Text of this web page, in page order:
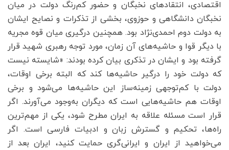
اقتصادی، انتقادهای نخبگان و حضور کم‌رنگ دولت در میان
نخبگان دانشگاهی و حوزوی، بخشی از تذکرات و نصایح ایشان
به دولت دوم احمدی‌نژاد بود. همچنین درگیری میان قوه مجریه
با دیگر قوا و حاشیه‌های آن زمان، مورد توجه رهبری شهید قرار
گرفته بود و ایشان در تذکری بیان کرده بودند: «شایسته نیست
که دولت خود را درگیر حاشیه‌ها کند که البته برخی اوقات،
دولت با کم‌توجهی زمینه‌ساز این حاشیه‌ها می‌شود و برخی
اوقات هم حاشیه‌هایی است که دیگران به‌وجود می‌آورند. اگر
قرار است مسئله علاقه به ایران مطرح شود، یکی از مهم‌ترین
راه‌ها، تحکیم و گسترش زبان و ادبیات فارسی است. اگر
می‌خواهید از ایران و ایرانی‌گری حمایت کنید، ایران بعد از